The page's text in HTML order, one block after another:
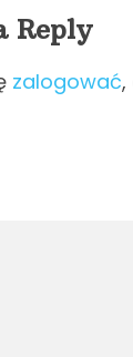
Reply
zalogować,